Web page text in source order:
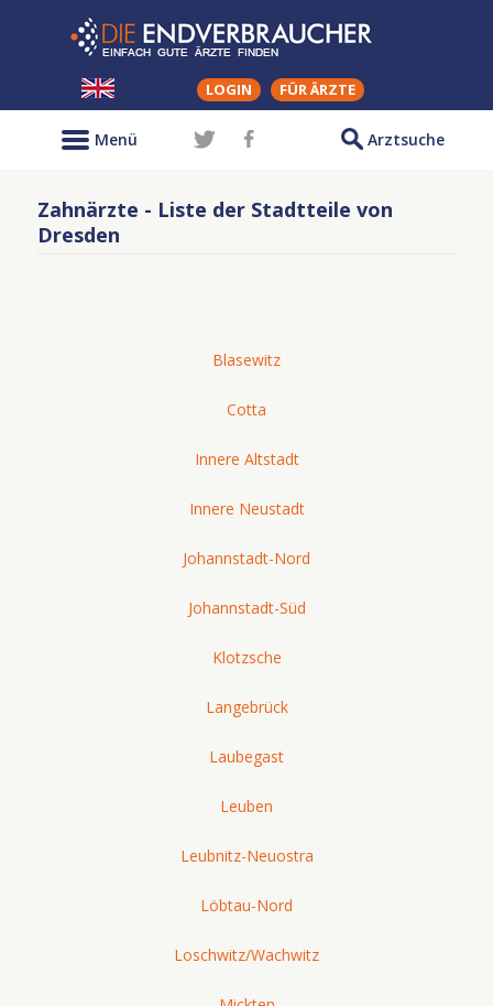
LOGIN FÜR ÄRZTE
Arztsuche
Menü
Zahnärzte - Liste der Stadtteile von
Dresden
Blasewitz
Cotta
Innere Altstadt
Innere Neustadt
Johannstadt-Nord
Johannstadt-Süd
Klotzsche
Langebrück
Laubegast
Leuben
Leubnitz-Neuostra
Löbtau-Nord
Loschwitz/Wachwitz